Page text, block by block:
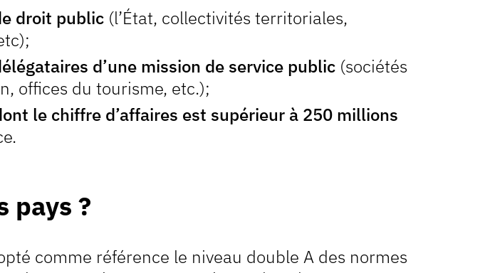
droit public (l’État, collectivités territoriales,
d’une mission de service public (sociétés
offices du tourisme, etc.);
le chiffre d’affaires est supérieur à 250 millions
pays ?
comme référence le niveau double A des normes